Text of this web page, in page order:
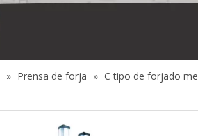
» Prensa de forja » C tipo de forjado